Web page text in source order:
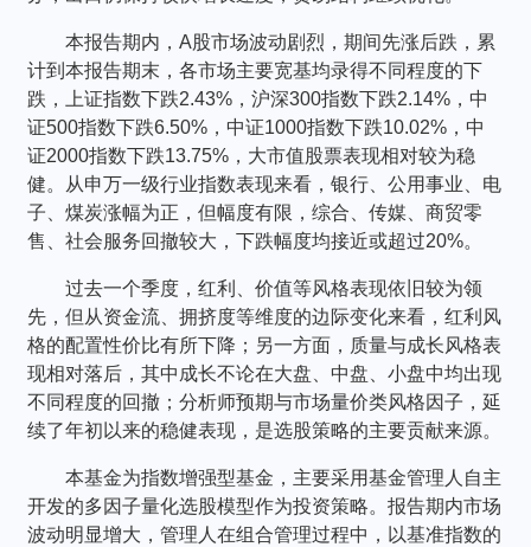
我的账户
客服中心
English
本报告期内，A股市场波动剧烈，期间先涨后跌，累
计到本报告期末，各市场主要宽基均录得不同程度的下
跌，上证指数下跌2.43%，沪深300指数下跌2.14%，中
证500指数下跌6.50%，中证1000指数下跌10.02%，中
证2000指数下跌13.75%，大市值股票表现相对较为稳
健。从申万一级行业指数表现来看，银行、公用事业、电
子、煤炭涨幅为正，但幅度有限，综合、传媒、商贸零
售、社会服务回撤较大，下跌幅度均接近或超过20%。
过去一个季度，红利、价值等风格表现依旧较为领
先，但从资金流、拥挤度等维度的边际变化来看，红利风
格的配置性价比有所下降；另一方面，质量与成长风格表
现相对落后，其中成长不论在大盘、中盘、小盘中均出现
不同程度的回撤；分析师预期与市场量价类风格因子，延
续了年初以来的稳健表现，是选股策略的主要贡献来源。
本基金为指数增强型基金，主要采用基金管理人自主
开发的多因子量化选股模型作为投资策略。报告期内市场
波动明显增大，管理人在组合管理过程中，以基准指数的